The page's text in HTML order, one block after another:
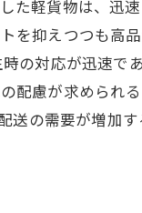
た軽貨物は、迅
を抑えつつも高
の対応が迅速であ
配慮が求められ
送の需要が増加